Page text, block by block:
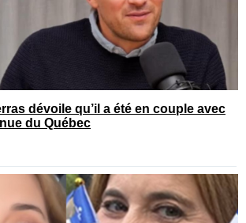
dévoile qu’il a été en couple avec
du Québec